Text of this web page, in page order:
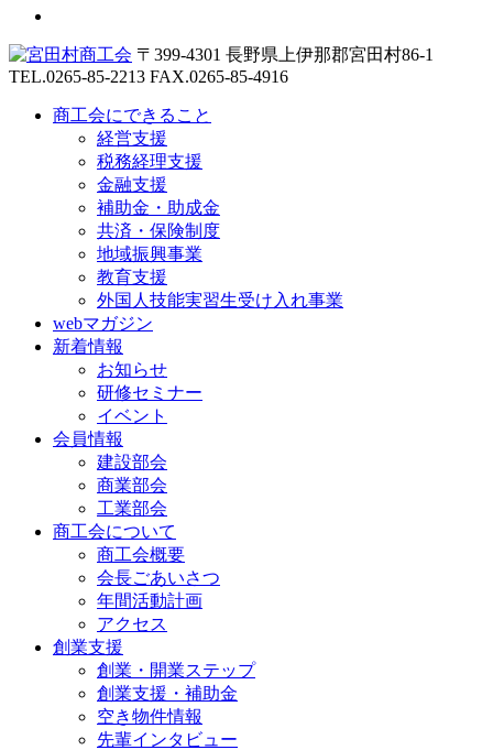
〒399-4301 長野県上伊那郡宮田村86-1
TEL.0265-85-2213 FAX.0265-85-4916
商工会にできること
経営支援
税務経理支援
金融支援
補助金・助成金
共済・保険制度
地域振興事業
教育支援
外国人技能実習生受け入れ事業
webマガジン
新着情報
お知らせ
研修セミナー
イベント
会員情報
建設部会
商業部会
工業部会
商工会について
商工会概要
会長ごあいさつ
年間活動計画
アクセス
創業支援
創業・開業ステップ
創業支援・補助金
空き物件情報
先輩インタビュー